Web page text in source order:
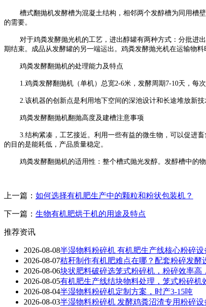
槽式翻抛机发酵槽为混凝土结构，相邻两个发醇槽为同用槽
的需要。
对于鸡粪发酵抛光机的工艺，进出醇罐有两种方式：分批进
期结束。成品从发酵罐的另一端运出。鸡粪发酵抛光机在运输物
鸡粪发酵翻抛机的处理能力及特点
1.鸡粪发酵翻抛机（单机）总宽2-6米，发酵周期7-10天，每次
2.该机器的创新点是利用地下空间的深池设计和长途堆放新
鸡粪发酵翻抛机翻抛高度及建槽注意事项
3.结构紧凑，工艺接近。利用一些有益的微生物，可以促进
的目的是能耗低，产品质量稳定。
鸡粪发酵翻抛机的适用性：整个槽式抛光发醇。发醇槽中的
上一篇： 如何选择有机肥生产中的颗粒和粉状包装机？
下一篇： 生物有机肥烘干机的用途及特点
推荐资讯
2026-08-08半湿物料粉碎机 有机肥生产线核心粉碎设
2026-08-07秸秆制作有机肥难点在哪？配套粉碎发酵
2026-08-06块状肥料破碎选笼式粉碎机，粉碎效率高
2026-08-05有机肥生产线结块物料处理，笼式粉碎机
2026-08-04半湿物料粉碎机定制方案，时产3-15吨
2026-08-03半湿物料粉碎机 发酵鸡粪沼渣专用粉碎设